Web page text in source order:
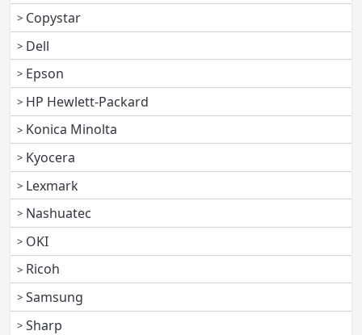
Copystar
Dell
Epson
HP Hewlett-Packard
Konica Minolta
Kyocera
Lexmark
Nashuatec
OKI
Ricoh
Samsung
Sharp